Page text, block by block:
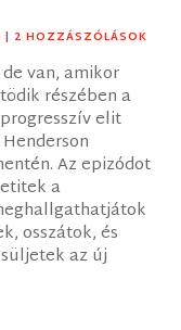
| 2 HOZZÁSZÓLÁSOK
van, amikor
részében a
elit
Az epizódot
a
osszátok, és
az új